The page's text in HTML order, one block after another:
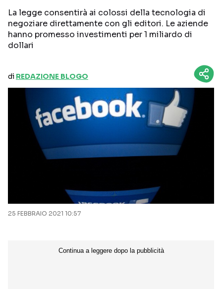
La legge consentirà ai colossi della tecnologia di
negoziare direttamente con gli editori. Le aziende
hanno promesso investimenti per 1 miliardo di
dollari
di REDAZIONE BLOGO
25 FEBBRAIO 2021 10:57